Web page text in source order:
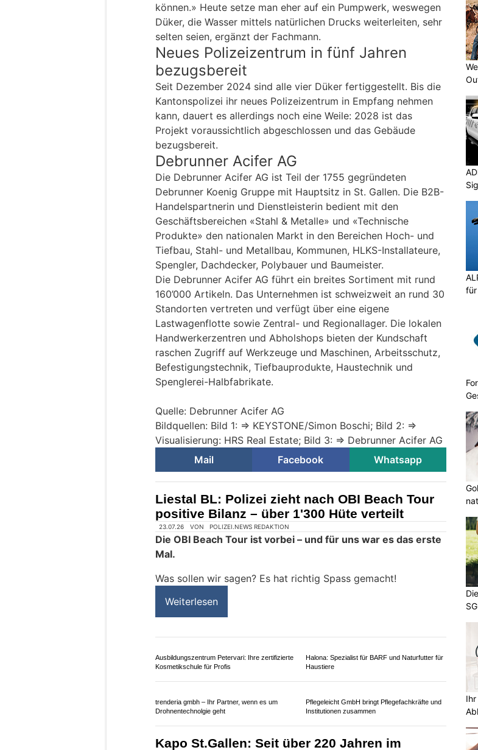
können.» Heute setze man eher auf ein Pumpwerk, weswegen
Düker, die Wasser mittels natürlichen Drucks weiterleiten, sehr
selten seien, ergänzt der Fachmann.
Neues Polizeizentrum in fünf Jahren
bezugsbereit
Seit Dezember 2024 sind alle vier Düker fertiggestellt. Bis die
Kantonspolizei ihr neues Polizeizentrum in Empfang nehmen
kann, dauert es allerdings noch eine Weile: 2028 ist das
Projekt voraussichtlich abgeschlossen und das Gebäude
bezugsbereit.
Debrunner Acifer AG
Die Debrunner Acifer AG ist Teil der 1755 gegründeten
Debrunner Koenig Gruppe mit Hauptsitz in St. Gallen. Die B2B-
Handelspartnerin und Dienstleisterin bedient mit den
Geschäftsbereichen «Stahl & Metalle» und «Technische
Produkte» den nationalen Markt in den Bereichen Hoch- und
Tiefbau, Stahl- und Metallbau, Kommunen, HLKS-Installateure,
Spengler, Dachdecker, Polybauer und Baumeister.
Die Debrunner Acifer AG führt ein breites Sortiment mit rund
160’000 Artikeln. Das Unternehmen ist schweizweit an rund 30
Standorten vertreten und verfügt über eine eigene
Lastwagenflotte sowie Zentral- und Regionallager. Die lokalen
Handwerkerzentren und Abholshops bieten der Kundschaft
raschen Zugriff auf Werkzeuge und Maschinen, Arbeitsschutz,
Befestigungstechnik, Tiefbauprodukte, Haustechnik und
Spenglerei-Halbfabrikate.
Quelle: Debrunner Acifer AG
Bildquellen: Bild 1: => KEYSTONE/Simon Boschi; Bild 2: =>
Visualisierung: HRS Real Estate; Bild 3: => Debrunner Acifer AG
Mail
Facebook Whatsapp
Liestal BL: Polizei zieht nach OBI Beach Tour
positive Bilanz – über 1'300 Hüte verteilt